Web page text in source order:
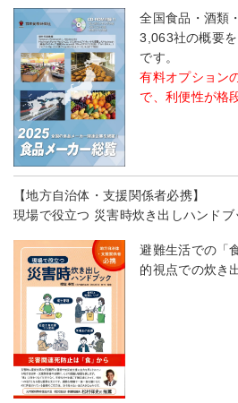
全国食品・酒類
3,063社の概要
です。
有料オプション
で、利便性が格
【地方自治体・支援関係者必携】
現場で役立つ 災害時炊き出しハンドブ
避難生活での「
的視点での炊き